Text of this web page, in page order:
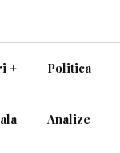
+ Politica
Analize